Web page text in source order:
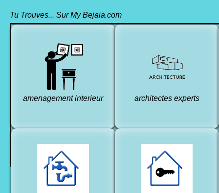
Tu Trouves... Sur My Bejaia.com
amenagement interieur architectes experts